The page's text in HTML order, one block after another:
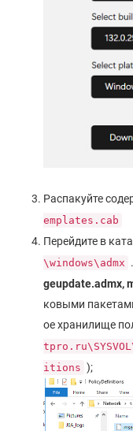
Распакуйте
emplates.cab
Перейдите в
\windows\admx
geupdate.admx,
ковыми
ое хранилище
itions );